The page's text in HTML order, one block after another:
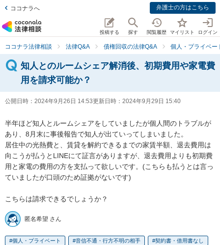
ココナラへ 弁護士の方はこちら
投稿する 探す 閲覧履歴 マイリスト ログイン
ココナラ法律相談 法律Q&A 債権回収の法律Q&A 個人・プライベー
知人とのルームシェア解消後、初期費用や家電費
用を請求可能か？
公開日時： 2024年9月26日 14:53更新日時： 2024年9月29日 15:40
半年ほど知人とルームシェアをしていましたが個人間のトラブルが
あり、8月末に事後報告で知人が出ていってしまいました。
居住中の光熱費と、賃貸を解約できるまでの家賃半額、退去費用は
向こうが払うとLINEにて証言がありますが、退去費用よりも初期費
用と家電の費用の方を支払って欲しいです。(こちらも払うとは言っ
ていましたが口頭のため証拠がないです)
こちらは請求できるでしょうか？
匿名希望 さん
個人・プライベート 音信不通・行方不明の相手 契約書・借用書なし